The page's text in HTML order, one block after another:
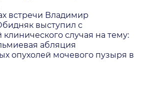
встречи Владимир
выступил с
случая на тему:
абляция
опухолей мочевого пузыря в